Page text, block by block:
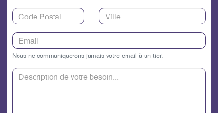
Nous ne communiquerons jamais votre email à un tier.